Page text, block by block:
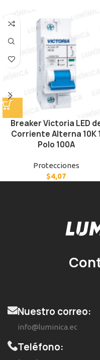
Breaker Victoria LED
Corriente Alterna 10K 1
Polo 100A
Protecciones
$4,07
Nuestro correo:
info@luminica.ec
Teléfono: